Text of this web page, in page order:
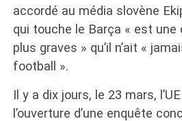
accordé au média slovène
qui touche le Barça « est
plus graves » qu’il n’ait «
football ».
Il y a dix jours, le 23 mars,
l’ouverture d’une enquête